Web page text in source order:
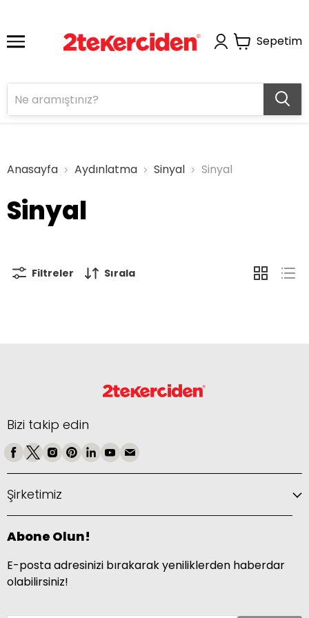
Sepetim
Anasayfa Aydınlatma Sinyal Sinyal
Sinyal
Filtreler Sırala
Bizi takip edin
Şirketimiz
Abone Olun!
E-posta adresinizi bırakarak yeniliklerden haberdar
olabilirsiniz!